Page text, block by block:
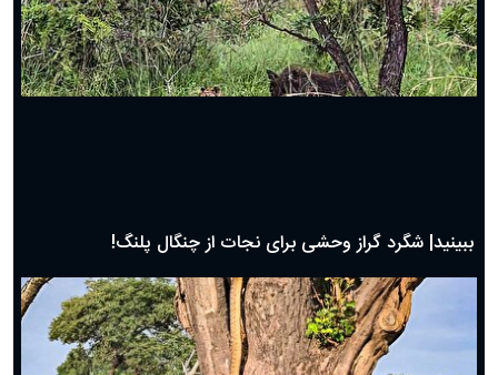
ببینید| شگرد گراز وحشی برای نجات از چنگال پلنگ!